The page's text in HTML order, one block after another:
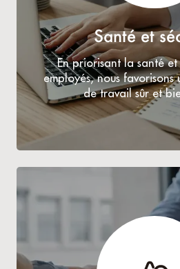
Santé et
En priorisant la santé
employés, nous favorisons
de travail sûr et